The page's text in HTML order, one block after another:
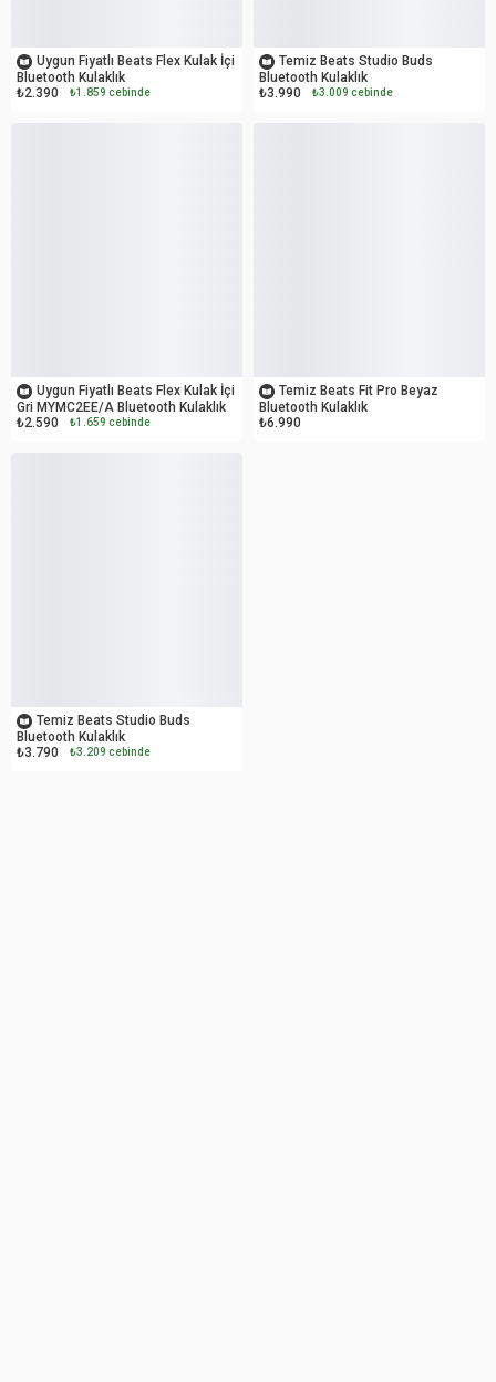
Uygun Fiyatlı Beats Flex Kulak İçi
Bluetooth Kulaklık
₺2.390
₺1.859 cebinde
Uygun Fiyatlı Beats Flex Kulak İçi
Gri MYMC2EE/A Bluetooth Kulaklık
₺2.590
₺1.659 cebinde
Temiz Beats Studio Buds
Bluetooth Kulaklık
₺3.790
₺3.209 cebinde
Temiz Beats Studio Buds
Bluetooth Kulaklık
₺3.990
₺3.009 cebinde
Temiz Beats Fit Pro Beyaz
Bluetooth Kulaklık
₺6.990